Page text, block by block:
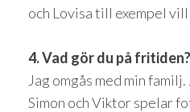
och Lovisa till exempel
4. Vad gör du på fritiden?
Jag omgås med min
Simon och Viktor spelar